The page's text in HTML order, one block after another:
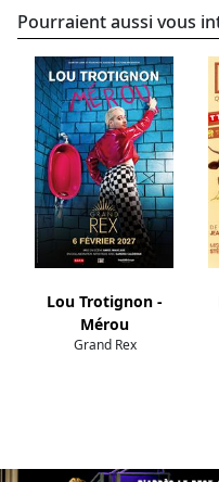
Pourraient aussi vous
Lou Trotignon -
Mérou
Grand Rex